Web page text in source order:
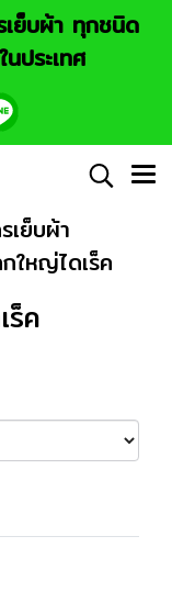
เย็บผ้า ทุกชนิด
ประเทศ
เย็บผ้า
ใหญ่ไดเร็ค
ร็ค